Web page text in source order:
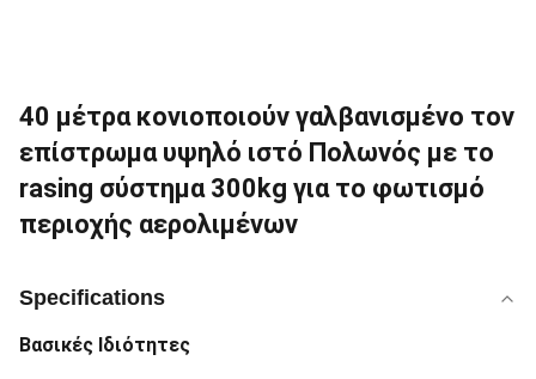
40 μέτρα κονιοποιούν γαλβανισμένο τον
επίστρωμα υψηλό ιστό Πολωνός με το
rasing σύστημα 300kg για το φωτισμό
περιοχής αερολιμένων
Specifications
Βασικές Ιδιότητες